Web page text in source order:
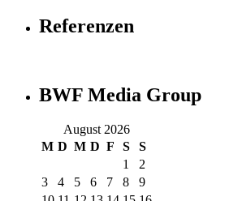
Referenzen
BWF Media Group
August 2026
M D M D F S
S
1
2
3
4 5 6 7 8
9